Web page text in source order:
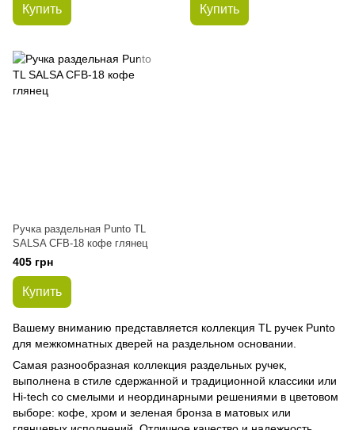
Купить Купить
Ручка раздельная Punto ТL
SALSA CFB-18 кофе глянец
405 грн
Купить
Вашему вниманию представляется коллекция ТL ручек Punto
для межкомнатных дверей на раздельном основании.
Самая разнообразная коллекция раздельных ручек,
выполнена в стиле сдержанной и традиционной классики или
Hi-tech со смелыми и неординарными решениями в цветовом
выборе: кофе, хром и зеленая бронза в матовых или